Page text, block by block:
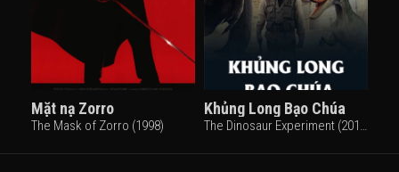
Mặt nạ Zorro
The Mask of Zorro (1998)
Khủng Long Bạo Chúa
The Dinosaur Experiment (2013)